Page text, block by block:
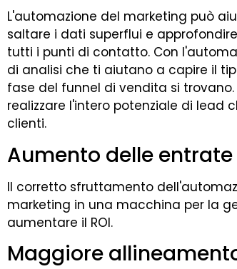
L'automazione del marketing può
saltare i dati superflui e
tutti i punti di contatto. Con
di analisi che ti aiutano a capire il
fase del funnel di vendita si
realizzare l'intero potenziale di lead
clienti.
Aumento delle entrate
Il corretto sfruttamento
marketing in una macchina per la
aumentare il ROI.
Maggiore